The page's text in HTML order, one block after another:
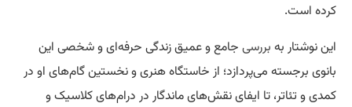
کرده است.
این نوشتار به بررسی جامع و عمیق زندگی حرفه‌ای و شخصی این
بانوی برجسته می‌پردازد؛ از خاستگاه هنری و نخستین گام‌های او در
کمدی و تئاتر، تا ایفای نقش‌های ماندگار در درام‌های کلاسیک و